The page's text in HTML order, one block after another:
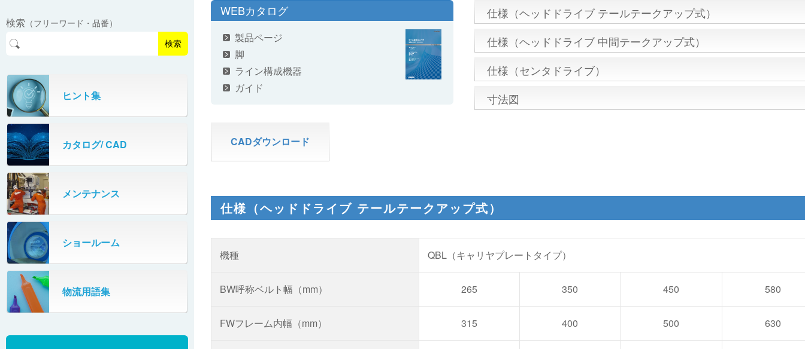
PHC80L
ガントレーパレタイザ
PHC350・PHC330
PZC150・PZC110
DHC350
667
SR802
ECD500A・ECD800・ECD1500
ECD2700
パーフェクトベヤー® / PV（スチール
製）
パーフェクトベヤー® / AP（アルミ
タテコン® / TC
オリプナー
高速転換機
スタッカ&アンスタッカ
米袋自動投入装置
フローラック自動補充装置
牛乳パック自動投入装置
ターンコンベヤ
マルチレーンダイバータ®
カーゴタイザ
検索 （フリーワード・品番）
検索
ヒント集
カタログ/ CAD
メンテナンス
ショールーム
物流用語集
WEBカタログ
製品ページ
脚
ライン構成機器
ガイド
CADダウンロード
仕様（ヘッドドライブ テールテークアップ式）
仕様（ヘッドドライブ 中間テークアップ式）
仕様（センタドライブ）
寸法図
仕様（ヘッドドライブ テールテークアップ式）
機種 QBL（キャリヤプレートタイプ）
BW呼称ベルト幅（mm） 265 350 450 580
FWフレーム内幅（mm） 315 400 500 630